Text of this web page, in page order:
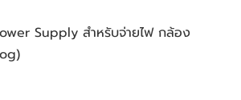
Supply สำหรับจ่ายไฟ กล้อง